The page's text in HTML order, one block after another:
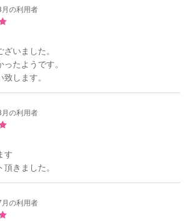
の利用者
いました。
たようです。
します。
の利用者
す
きました。
の利用者